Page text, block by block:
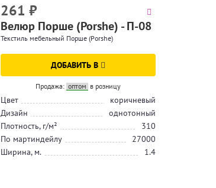
261 ₽
Велюр Порше (Porshe) - П-08
Текстиль мебельный Порше (Porshe)
ДОБАВИТЬ В
Продажа: оптом в розницу
Цвет
коричневый
Дизайн
однотонный
Плотность, г/м²
310
По мартиндейлу
27000
Ширина, м.
1.4